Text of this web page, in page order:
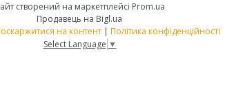
створений на маркетплейсі Prom.ua
Продавець на Bigl.ua
на контент | Політика конфіденційності
Select Language ▼